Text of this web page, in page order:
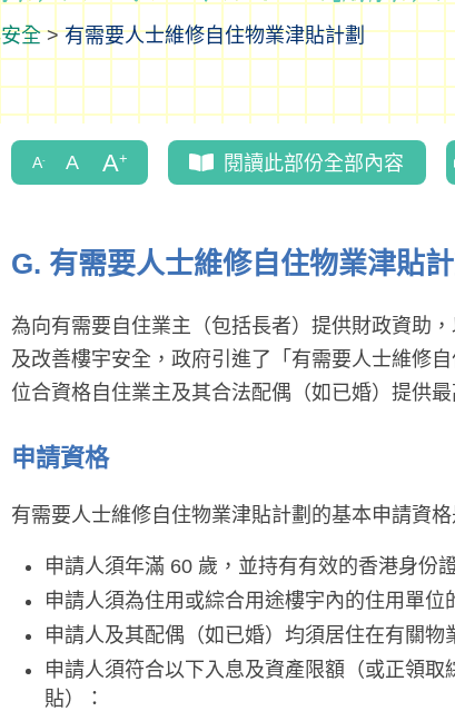
全>有需要人士維修自住物業津貼計劃
閱讀此部份全部內容
G. 有需要人士維修自住物業津貼
為向有需要自住業主（包括長者）提供財政資助
及改善樓宇安全，政府引進了「有需要人士維修
位合資格自住業主及其合法配偶（如已婚）提供
申請資格
有需要人士維修自住物業津貼計劃的基本申請資格
申請人須年滿 60 歲，並持有有效的香港身份證
申請人須為住用或綜合用途樓宇內的住用單位
申請人及其配偶（如已婚）均須居住在有關物
申請人須符合以下入息及資產限額（或正領
貼）：